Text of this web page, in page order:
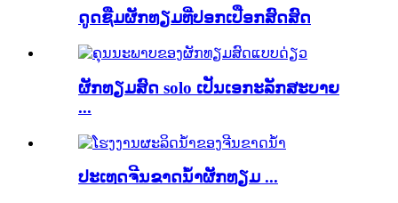
ດູດຊືມຜັກທຽມທີ່ປອກເປືອກສົດສົດ
ຜັກທຽມສົດ solo ເປັນເອກະລັກສະບາຍ
...
ປະເທດຈີນຂາດນ້ໍາຜັກທຽມ ...